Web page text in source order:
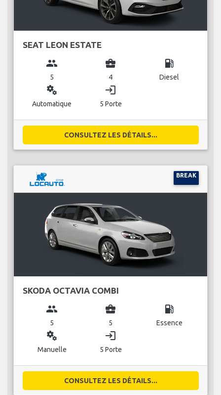
SEAT LEON ESTATE
group
5
business_center
4
local_gas_station
Diesel
miscellaneous_services
Automatique
login
5 Porte
CONSULTEZ LES DÉTAILS...
BREAK
SKODA OCTAVIA COMBI
group
5
business_center
5
local_gas_station
Essence
miscellaneous_services
Manuelle
login
5 Porte
CONSULTEZ LES DÉTAILS...